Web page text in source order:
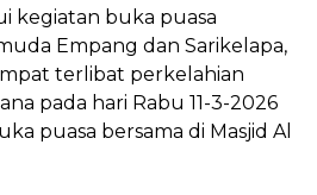
kegiatan buka puasa
Empang dan Sarikelapa,
terlibat perkelahian
pada hari Rabu 11-3-2026
puasa bersama di Masjid Al